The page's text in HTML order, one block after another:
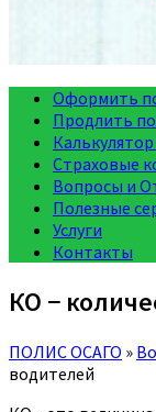
Оформить
Продлить
Страховые
Вопросы и
Полезные
Услуги
Контакты
КО −
ПОЛИС ОСАГО »
водителей